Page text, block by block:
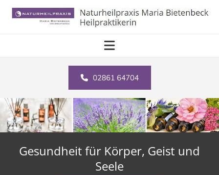
02861 64704
Gesundheit für Körper, Geist und
Seele